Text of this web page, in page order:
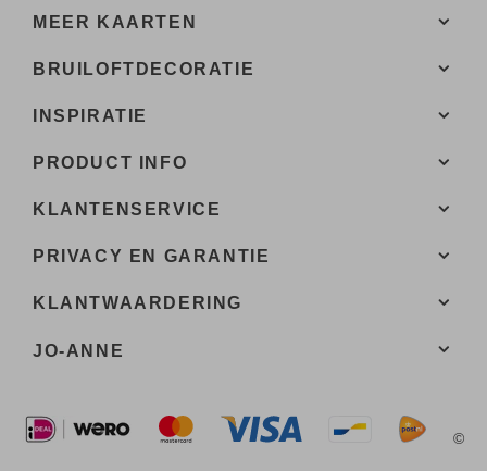
MEER KAARTEN
BRUILOFTDECORATIE
INSPIRATIE
PRODUCT INFO
KLANTENSERVICE
PRIVACY EN GARANTIE
KLANTWAARDERING
JO-ANNE
©